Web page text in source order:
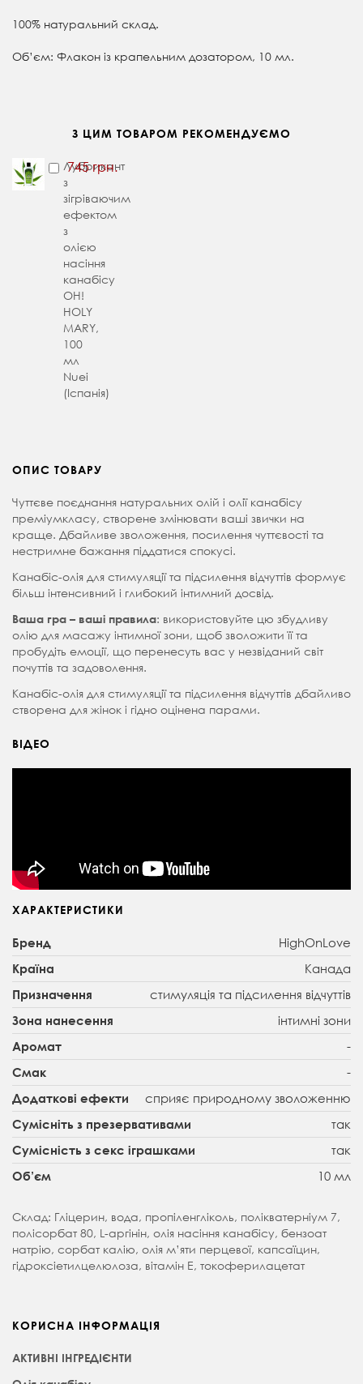
100% натуральний склад.
Об’єм: Флакон із крапельним дозатором, 10 мл.
З ЦИМ ТОВАРОМ РЕКОМЕНДУЄМО
Лубрикант
з
зігріваючим
ефектом
з
олією
насіння
канабісу
OH!
HOLY
MARY,
100
мл
Nuei
(Іспанія)
745 грн.
ОПИС ТОВАРУ
Чуттєве поєднання натуральних олій і олії канабісу
преміумкласу, створене змінювати ваші звички на
краще. Дбайливе зволоження, посилення чуттєвості та
нестримне бажання піддатися спокусі.
Канабіс-олія для стимуляції та підсилення відчуттів формує
більш інтенсивний і глибокий інтимний досвід.
Ваша гра – ваші правила: використовуйте цю збудливу
олію для масажу інтимної зони, щоб зволожити її та
пробудіть емоції, що перенесуть вас у незвіданий світ
почуттів та задоволення.
Канабіс-олія для стимуляції та підсилення відчуттів дбайливо
створена для жінок і гідно оцінена парами.
ВІДЕО
ХАРАКТЕРИСТИКИ
Бренд HighOnLove
Країна Канада
Призначення стимуляція та підсилення відчуттів
Зона нанесення інтимні зони
Аромат -
Смак -
Додаткові ефекти сприяє природному зволоженню
Сумісніть з презервативами так
Сумісність з секс іграшками так
Об’єм 10 мл
Склад: Гліцерин, вода, пропіленгліколь, полікватерніум 7,
полісорбат 80, L-аргінін, олія насіння канабісу, бензоат
натрію, сорбат калію, олія м’яти перцевої, капсаїцин,
гідроксіетилцелюлоза, вітамін Е, токоферилацетат
КОРИСНА ІНФОРМАЦІЯ
АКТИВНІ ІНГРЕДІЄНТИ